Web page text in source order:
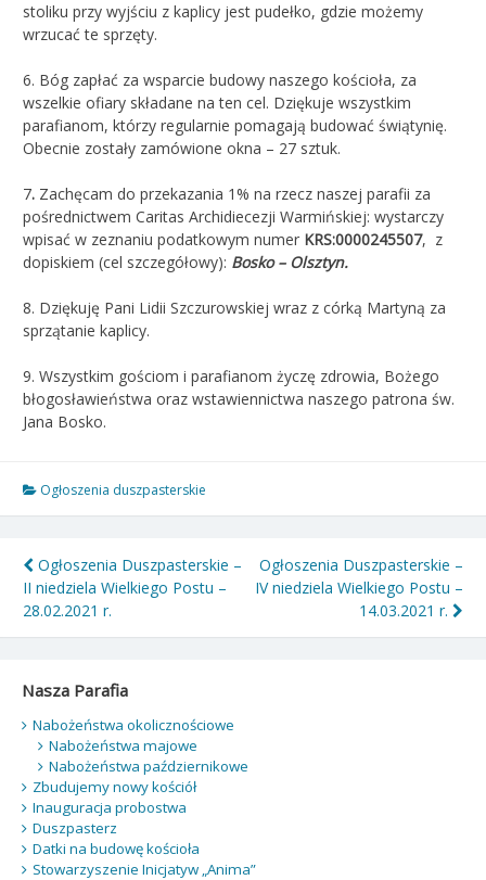
stoliku przy wyjściu z kaplicy jest pudełko, gdzie możemy
wrzucać te sprzęty.
6. Bóg zapłać za wsparcie budowy naszego kościoła, za
wszelkie ofiary składane na ten cel. Dziękuje wszystkim
parafianom, którzy regularnie pomagają budować świątynię.
Obecnie zostały zamówione okna – 27 sztuk.
7. Zachęcam do przekazania 1% na rzecz naszej parafii za
pośrednictwem Caritas Archidiecezji Warmińskiej: wystarczy
wpisać w zeznaniu podatkowym numer KRS:0000245507, z
dopiskiem (cel szczegółowy): Bosko – Olsztyn.
8. Dziękuję Pani Lidii Szczurowskiej wraz z córką Martyną za
sprzątanie kaplicy.
9. Wszystkim gościom i parafianom życzę zdrowia, Bożego
błogosławieństwa oraz wstawiennictwa naszego patrona św.
Jana Bosko.
Ogłoszenia duszpasterskie
Nawigacja
wpisu
Ogłoszenia Duszpasterskie –
II niedziela Wielkiego Postu –
28.02.2021 r.
Ogłoszenia Duszpasterskie –
IV niedziela Wielkiego Postu –
14.03.2021 r.
Nasza Parafia
Nabożeństwa okolicznościowe
Nabożeństwa majowe
Nabożeństwa październikowe
Zbudujemy nowy kościół
Inauguracja probostwa
Duszpasterz
Datki na budowę kościoła
Stowarzyszenie Inicjatyw „Anima”